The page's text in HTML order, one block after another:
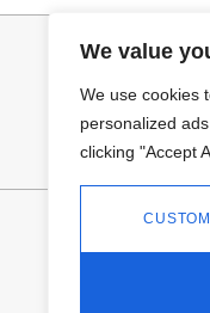
We value
We use cookies
personalized
clicking "Accept
13700
Teléfono: